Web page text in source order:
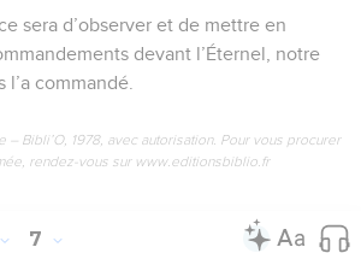
sera d’observer et de mettre en
devant l’Éternel, notre
commandé.
Bibli’O, 1978, avec autorisation. Pour vous procurer
rendez-vous sur www.editionsbiblio.fr
7